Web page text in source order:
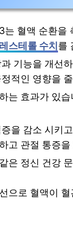
는 혈액 순환을
스테롤 수치 를
기능을 개선
적인 영향을
는 효과가 있
을 감소 시키
고 관절 통증
은 정신 건강
으로 혈액이